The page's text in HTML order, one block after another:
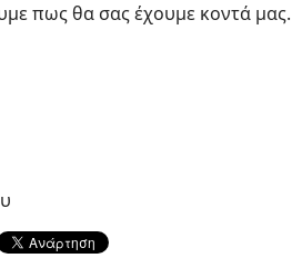
πως θα σας έχουμε κοντά μας.